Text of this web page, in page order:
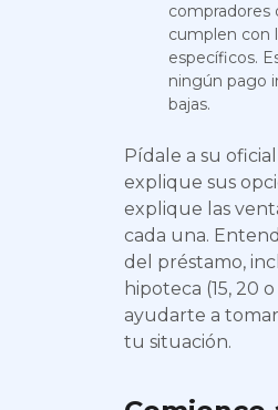
compradores
cumplen con
específicos.
ningún pago
bajas.
Pídale a su
explique sus
explique las
cada una.
del préstamo,
hipoteca (15, 20
ayudarte a
tu situación.